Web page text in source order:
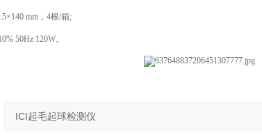
mm，4根/箱;
50Hz 120W。